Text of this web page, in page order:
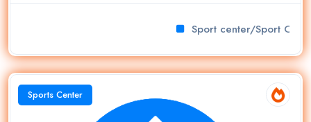
Sport center/Sport Club
Sports Center